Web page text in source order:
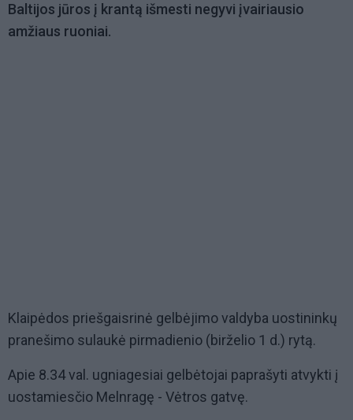
Baltijos jūros į krantą išmesti negyvi įvairiausio
amžiaus ruoniai.
Klaipėdos priešgaisrinė gelbėjimo valdyba uostininkų
pranešimo sulaukė pirmadienio (birželio 1 d.) rytą.
Apie 8.34 val. ugniagesiai gelbėtojai paprašyti atvykti į
uostamiesčio Melnragę - Vėtros gatvę.